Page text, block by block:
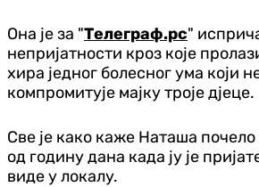
Она је за "Телеграф.рс"
непријатности кроз које
хира једног болесног ума који
компромитује мајку троје дјеце.
Све је како каже Наташа
од годину дана када ју је
виде у локалу.